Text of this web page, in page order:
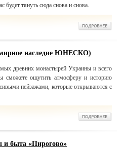
тянуть сюда снова и снова.
наследие ЮНЕСКО)
древних монастырей Украины и всего
ощутить атмосферу и историю
пейзажами, которые открываются с
и быта «Пирогово»